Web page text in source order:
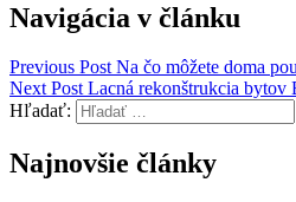
Navigácia v článku
Previous Post Na čo môžete doma
Next Post Lacná rekonštrukcia bytov
Hľadať:
Najnovšie články